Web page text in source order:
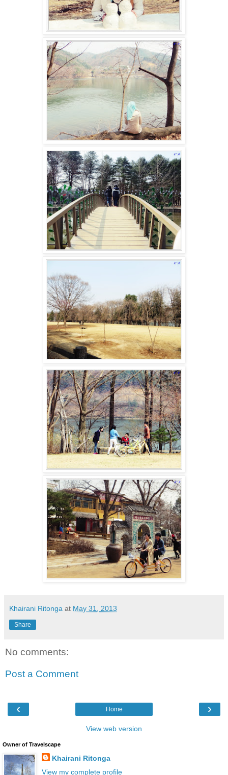
Khairani Ritonga at May 31, 2013
Share
No comments:
Post a Comment
‹ ›
Home
View web version
Owner of Travelscape
Khairani Ritonga
View my complete profile